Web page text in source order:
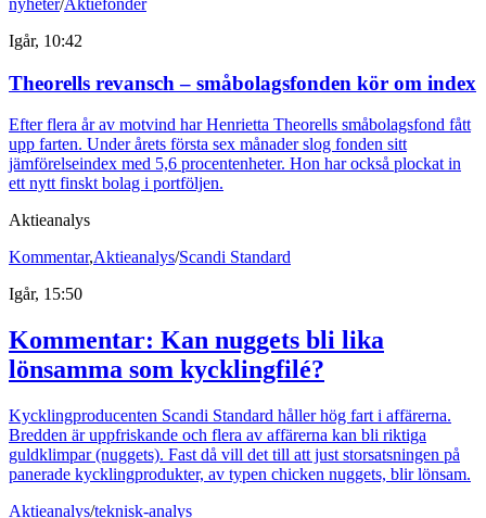
nyheter/Aktiefonder
Igår, 10:42
Theorells revansch – småbolagsfonden kör om index
Efter flera år av motvind har Henrietta Theorells småbolagsfond fått
upp farten. Under årets första sex månader slog fonden sitt
jämförelseindex med 5,6 procentenheter. Hon har också plockat in
ett nytt finskt bolag i portföljen.
Aktieanalys
Kommentar,Aktieanalys/Scandi Standard
Igår, 15:50
Kommentar: Kan nuggets bli lika
lönsamma som kycklingfilé?
Kycklingproducenten Scandi Standard håller hög fart i affärerna.
Bredden är uppfriskande och flera av affärerna kan bli riktiga
guldklimpar (nuggets). Fast då vill det till att just storsatsningen på
panerade kycklingprodukter, av typen chicken nuggets, blir lönsam.
Aktieanalys/teknisk-analys